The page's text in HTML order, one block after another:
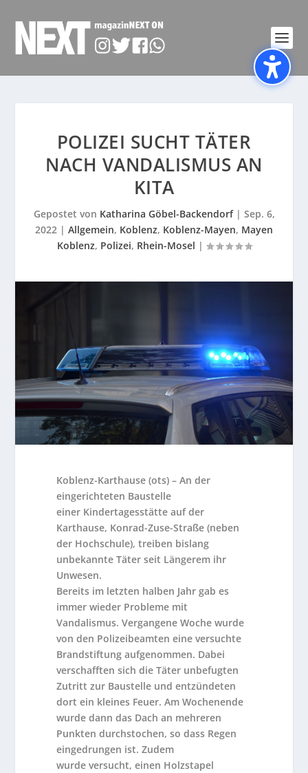
POLIZEI SUCHT TÄTER
NACH VANDALISMUS AN
KITA
Gepostet von Katharina Göbel-Backendorf| Sep. 6,
2022 | Allgemein, Koblenz, Koblenz-Mayen, Mayen
Koblenz, Polizei, Rhein-Mosel |
Koblenz-Karthause (ots) – An der
eingerichteten Baustelle
einer Kindertagesstätte auf der
Karthause, Konrad-Zuse-Straße (neben
der Hochschule), treiben bislang
unbekannte Täter seit Längerem ihr
Unwesen.
Bereits im letzten halben Jahr gab es
immer wieder Probleme mit
Vandalismus. Vergangene Woche wurde
von den Polizeibeamten eine versuchte
Brandstiftung aufgenommen. Dabei
verschafften sich die Täter unbefugten
Zutritt zur Baustelle und entzündeten
dort ein kleines Feuer. Am Wochenende
wurde dann das Dach an mehreren
Punkten durchstochen, so dass Regen
eingedrungen ist. Zudem
wurde versucht, einen Holzstapel